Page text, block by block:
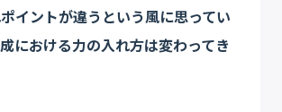
イントが違うという風に思ってい
における力の入れ方は変わってき